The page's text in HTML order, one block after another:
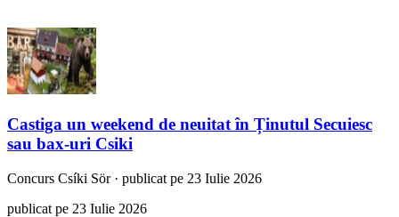
Castiga un weekend de neuitat în Ținutul Secuiesc
sau bax-uri Csiki
Concurs Csíki Sör· publicat pe 23 Iulie 2026
publicat pe 23 Iulie 2026